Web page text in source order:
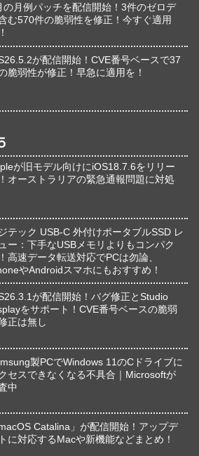
の月例パッチを配信開始！3件のゼロデ
む570件の脆弱性を修正！今すぐ適用
が配信開始！CVE番号ベースで37
脆弱性が修正！早急に適用を！
が旧モデル向けにiOS18.7.6をリリー
オーストラリアの緊急通報問題に対処
テック USB-C 外付けポータブルSSD レ
ー：下手なUSBメモリよりもコンパク
高速データ転送対応でPCは勿論、
やAndroidスマホにもおすすめ！
が配信開始！バグ修正とStudio
をサポート！CVE番号ベースの脆弱
正は無し
製PCでWindows 11のCドライブに
セスできなくなる不具合｜Microsoftが
中
macOS Catalina」が配信開始！アップデ
に対応するMacや新機能などまとめ！